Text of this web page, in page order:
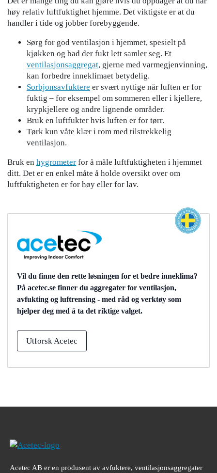
høy relativ luftfuktighet hjemme. Det viktigste er at du
handler i tide og jobber forebyggende.
Sørg for god ventilasjon i hjemmet, spesielt på
kjøkken og bad der fukt lett samler seg. Et
ventilasjonsaggregat, gjerne med varmegjenvinning,
kan forbedre inneklimaet betydelig.
Sorbjonsavfuktere er svært nyttige når luften er for
fuktig – for eksempel om sommeren eller i kjellere,
krypkjellere og andre lignende områder.
Bruk en luftfukter hvis luften er for tørr.
Tørk kun våte klær i rom med tilstrekkelig
ventilasjon.
Bruk en hygrometer for å måle luftfuktigheten i hjemmet
ditt. Det er en enkel måte å holde oversikt over om
luftfuktigheten er for høy eller for lav.
Vil du finne den rette løsningen for et bedre inneklima?
På acetec.se finner du aggregater for ventilasjon,
avfukting og luftrensing - med råd og verktøy som
hjelper deg med å ta det riktige valget.
Utforsk Acetec
Acetec AB er en produsent av avfuktere, ventilasjonsaggregater